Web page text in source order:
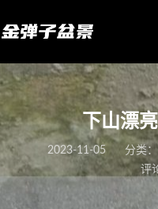
下山漂
2023-11-05 分类：
评